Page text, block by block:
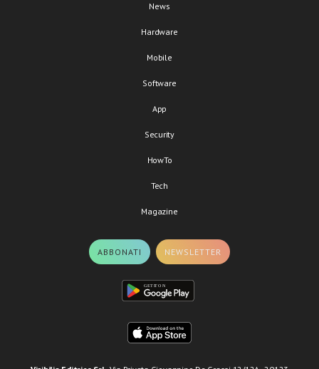
News
Hardware
Mobile
Software
App
Security
HowTo
Tech
Magazine
ABBONATI NEWSLETTER